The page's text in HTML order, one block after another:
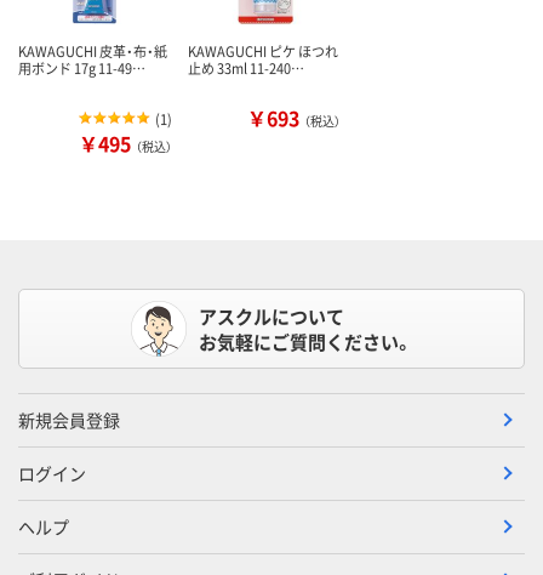
KAWAGUCHI 皮革・布・紙
用ボンド 17g 11-49…
(1)
￥495 （税込）
KAWAGUCHI ピケ ほつれ
止め 33ml 11-240…
￥693 （税込）
アスクルについて
お気軽にご質問ください。
新規会員登録
ログイン
ヘルプ